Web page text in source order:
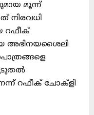
മൂന്ന്
നിരവധി
റഫീക്
അഭിനയശൈലി
റഫീക് ചോക്ളി